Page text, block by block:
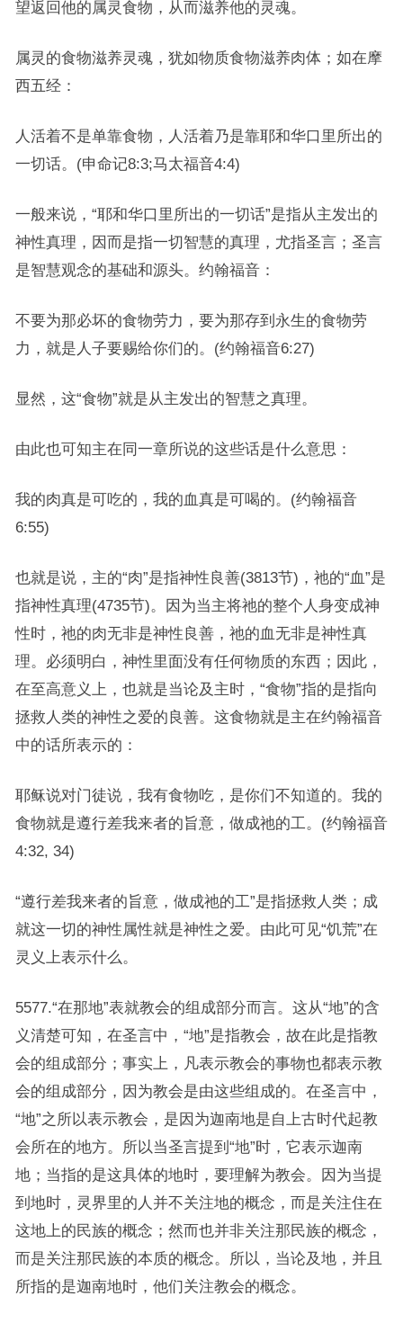
望返回他的属灵食物，从而滋养他的灵魂。
属灵的食物滋养灵魂，犹如物质食物滋养肉体；如在摩
西五经：
人活着不是单靠食物，人活着乃是靠耶和华口里所出的
一切话。(申命记8:3;马太福音4:4)
一般来说，“耶和华口里所出的一切话”是指从主发出的
神性真理，因而是指一切智慧的真理，尤指圣言；圣言
是智慧观念的基础和源头。约翰福音：
不要为那必坏的食物劳力，要为那存到永生的食物劳
力，就是人子要赐给你们的。(约翰福音6:27)
显然，这“食物”就是从主发出的智慧之真理。
由此也可知主在同一章所说的这些话是什么意思：
我的肉真是可吃的，我的血真是可喝的。(约翰福音
6:55)
也就是说，主的“肉”是指神性良善(3813节)，祂的“血”是
指神性真理(4735节)。因为当主将祂的整个人身变成神
性时，祂的肉无非是神性良善，祂的血无非是神性真
理。必须明白，神性里面没有任何物质的东西；因此，
在至高意义上，也就是当论及主时，“食物”指的是指向
拯救人类的神性之爱的良善。这食物就是主在约翰福音
中的话所表示的：
耶稣说对门徒说，我有食物吃，是你们不知道的。我的
食物就是遵行差我来者的旨意，做成祂的工。(约翰福音
4:32, 34)
“遵行差我来者的旨意，做成祂的工”是指拯救人类；成
就这一切的神性属性就是神性之爱。由此可见“饥荒”在
灵义上表示什么。
5577.“在那地”表就教会的组成部分而言。这从“地”的含
义清楚可知，在圣言中，“地”是指教会，故在此是指教
会的组成部分；事实上，凡表示教会的事物也都表示教
会的组成部分，因为教会是由这些组成的。在圣言中，
“地”之所以表示教会，是因为迦南地是自上古时代起教
会所在的地方。所以当圣言提到“地”时，它表示迦南
地；当指的是这具体的地时，要理解为教会。因为当提
到地时，灵界里的人并不关注地的概念，而是关注住在
这地上的民族的概念；然而也并非关注那民族的概念，
而是关注那民族的本质的概念。所以，当论及地，并且
所指的是迦南地时，他们关注教会的概念。